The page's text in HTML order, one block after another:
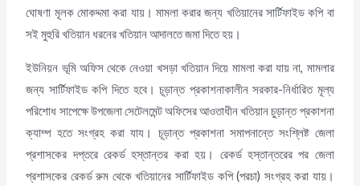
ঘোষণা মূলক মোকদ্দমা করা যায়। মামলা করার জন্য খতিয়ানের সার্টিফাইড কপি বা
সই মুহুরি খতিয়ান ধরনের খতিয়ান আদালতে জমা দিতে হয়।
ইউনিয়ন ভূমি অফিস থেকে নেওয়া খসড়া খতিয়ান দিয়ে মামলা করা যায় না, মামলার
জন্য সার্টিফাইড কপি দিতে হবে। চূড়ান্ত প্রকাশনাকালীন সরকার-নির্ধারিত মূল্য
পরিশোধ সাপেক্ষে উপজেলা সেটেলমেন্ট অফিসের আওতাধীন খতিয়ান চুড়ান্ত প্রকাশনা
ক্যাম্প হতে সংগ্রহ করা যায। চূড়ান্ত প্রকাশনা সমাপনান্তে সংশ্লিষ্ট জেলা
প্রশাসকের দপ্তরে রেকর্ড হস্তান্তর করা হয়। রেকর্ড হস্তান্তরের পর জেলা
প্রশাসকের রেকর্ড রুম থেকে খতিয়ানের সার্টিফাইড কপি (পরচা) সংগ্রহ করা যায়।